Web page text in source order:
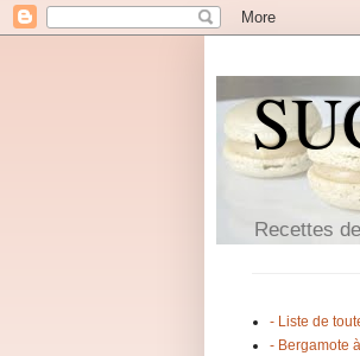
Recettes
- Liste de
- Bergamote